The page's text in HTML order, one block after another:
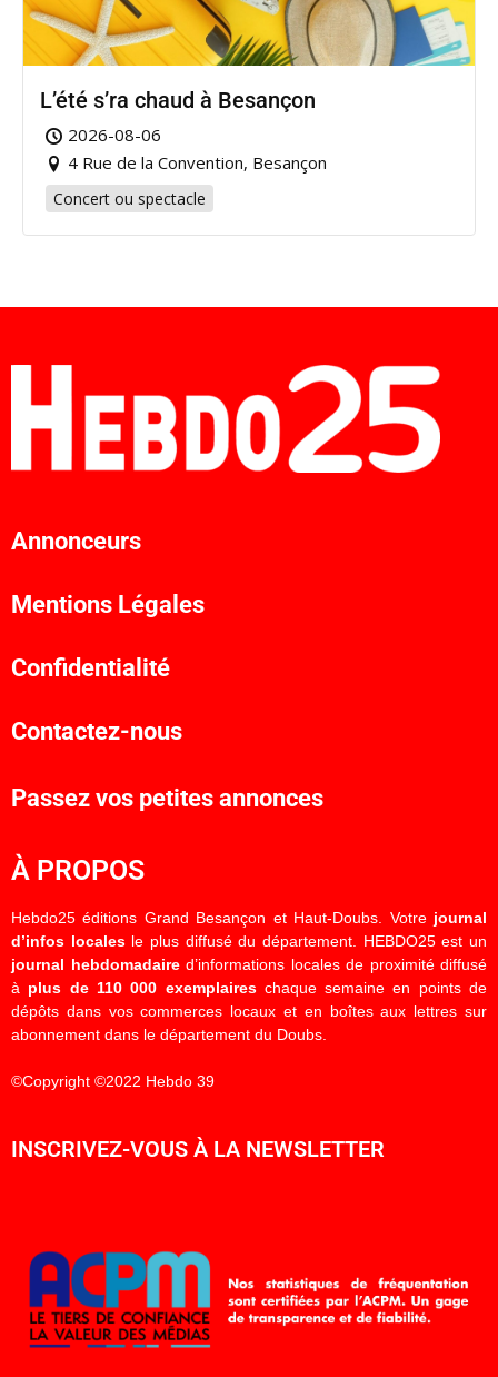
L’été s’ra chaud à Besançon
2026-08-06
4 Rue de la Convention, Besançon
Concert ou spectacle
Annonceurs
Mentions Légales
Confidentialité
Contactez-nous
Passez vos petites annonces
À PROPOS
Hebdo25 éditions Grand Besançon et Haut-Doubs. Votre journal
d’infos localesle plus diffusé du département. HEBDO25 est un
journal hebdomadaired’informations locales de proximité diffusé
à plus de 110 000 exemplaireschaque semaine en points de
dépôts dans vos commerces locaux et en boîtes aux lettres sur
abonnement dans le département du Doubs.
©Copyright ©2022 Hebdo 39
INSCRIVEZ-VOUS À LA NEWSLETTER